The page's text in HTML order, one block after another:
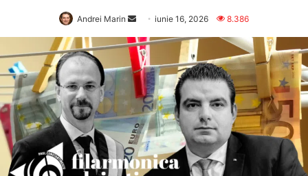
Andrei Marin
Send
an
email
iunie 16, 2026 8.386